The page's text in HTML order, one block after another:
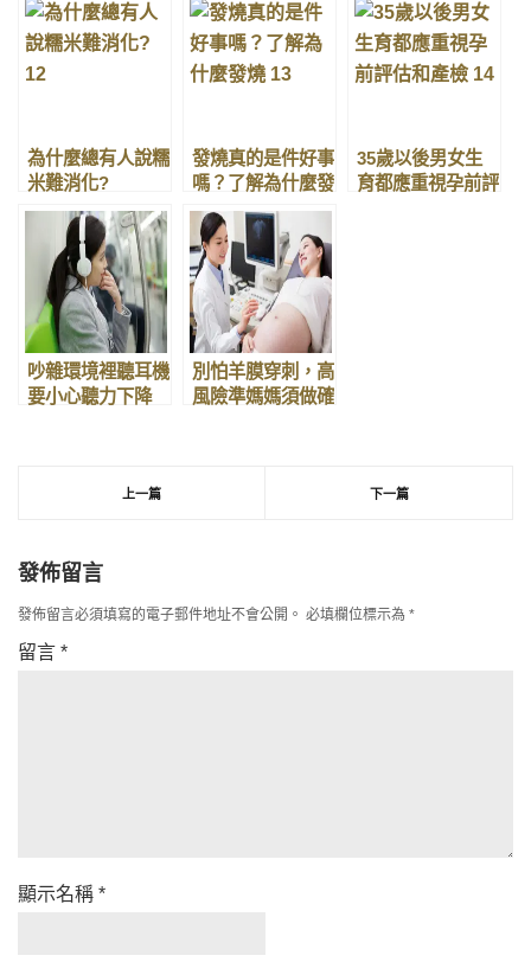
為什麼總有人說糯
米難消化?
發燒真的是件好事
嗎？了解為什麼發
燒
35歲以後男女生
育都應重視孕前評
吵雜環境裡聽耳機
要小心聽力下降
別怕羊膜穿刺，高
風險準媽媽須做確
上一篇 下一篇
發佈留言
發佈留言必須填寫的電子郵件地址不會公開。 必填欄位標示為 *
留言 *
顯示名稱 *